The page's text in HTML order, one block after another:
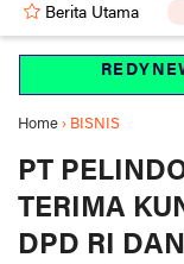
Berita Utama
Home › BISNIS
PT
TERIMA
DPD RI